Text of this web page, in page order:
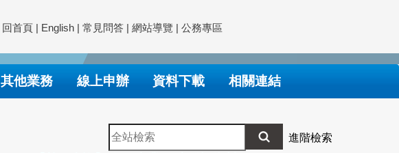
回首頁 | English | 常見問答 | 網站導覽 | 公務專區
其他業務 線上申辦 資料下載 相關連結
全
站
進階檢索